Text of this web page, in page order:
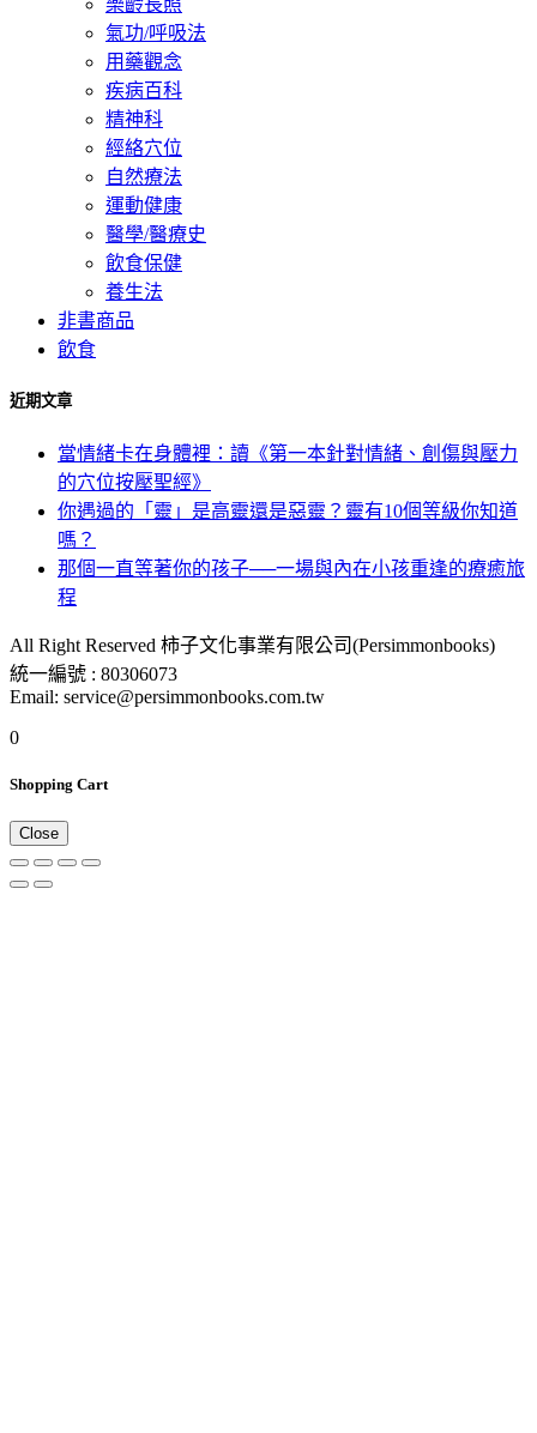
氣功/呼吸法
用藥觀念
疾病百科
精神科
經絡穴位
自然療法
運動健康
醫學/醫療史
飲食保健
養生法
非書商品
飲食
近期文章
當情緒卡在身體裡：讀《第一本針對情緒、創傷與壓力
的穴位按壓聖經》
你遇過的「靈」是高靈還是惡靈？靈有10個等級你知道
嗎？
那個一直等著你的孩子──一場與內在小孩重逢的療癒旅
程
All Right Reserved 柿子文化事業有限公司(Persimmonbooks)
統一編號 : 80306073
Email: service@persimmonbooks.com.tw
0
Shopping Cart
Close